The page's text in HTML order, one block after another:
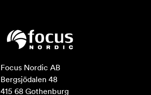
Focus Nordic AB
Bergsjödalen 48
415 68 Gothenburg